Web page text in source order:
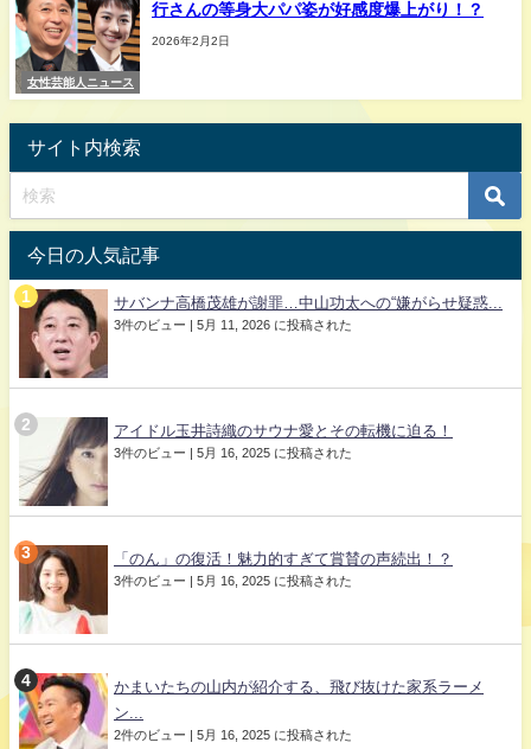
女性芸能人ニュース
行さんの等身大パパ姿が好感度爆上がり！？
2026年2月2日
サイト内検索
今日の人気記事
サバンナ高橋茂雄が謝罪…中山功太への“嫌がらせ疑惑...
3件のビュー | 5月 11, 2026 に投稿された
アイドル玉井詩織のサウナ愛とその転機に迫る！
3件のビュー | 5月 16, 2025 に投稿された
「のん」の復活！魅力的すぎて賞賛の声続出！？
3件のビュー | 5月 16, 2025 に投稿された
かまいたちの山内が紹介する、飛び抜けた家系ラーメ
ン...
2件のビュー | 5月 16, 2025 に投稿された